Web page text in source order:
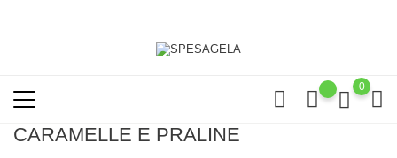
0
CARAMELLE E PRALINE